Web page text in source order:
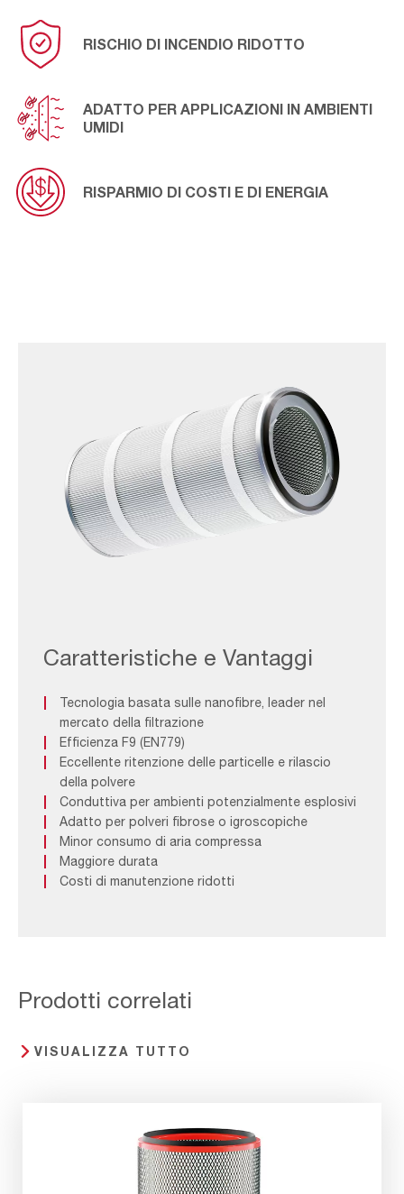
RISCHIO DI INCENDIO RIDOTTO
ADATTO PER APPLICAZIONI IN AMBIENTI
UMIDI
RISPARMIO DI COSTI E DI ENERGIA
Parts_NS-
Caratteristiche e Vantaggi
Tecnologia basata sulle nanofibre, leader nel
mercato della filtrazione
Efficienza F9 (EN779)
Eccellente ritenzione delle particelle e rilascio
della polvere
Conduttiva per ambienti potenzialmente esplosivi
Adatto per polveri fibrose o igroscopiche
Minor consumo di aria compressa
Maggiore durata
Costi di manutenzione ridotti
Prodotti correlati
VISUALIZZA TUTTO